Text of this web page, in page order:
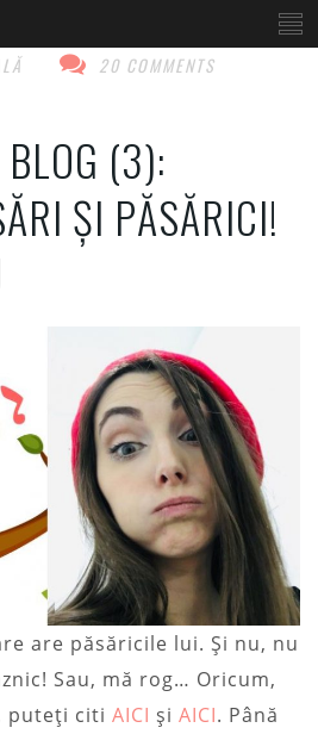
20 COMMENTS
(3):
ȘI PĂSĂRICI!
are păsăricile lui. Și nu, nu
Sau, mă rog… Oricum,
puteți citi AICI și AICI. Până